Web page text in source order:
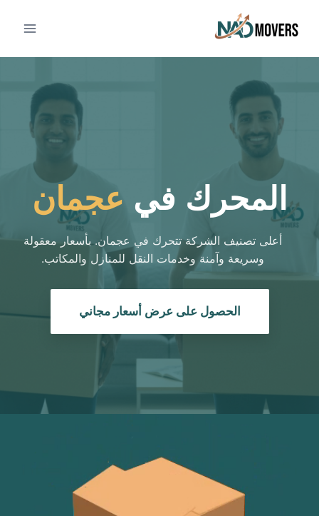
المحرك في عجمان
أعلى تصنيف الشركة تتحرك في عجمان. بأسعار معقولة
وسريعة وآمنة وخدمات النقل للمنازل والمكاتب.
الحصول على عرض أسعار مجاني